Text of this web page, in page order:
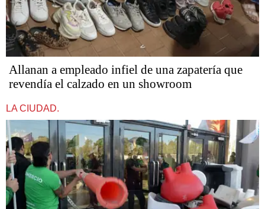
Allanan a empleado infiel de una zapatería que
revendía el calzado en un showroom
LA CIUDAD.